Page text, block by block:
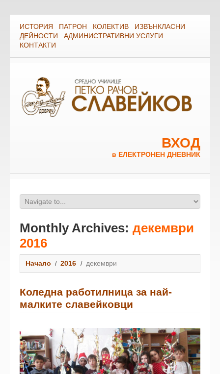
ИСТОРИЯ ПАТРОН КОЛЕКТИВ
ИЗВЪНКЛАСНИ
ДЕЙНОСТИ
АДМИНИСТРАТИВНИ УСЛУГИ
КОНТАКТИ
ВХОД
в ЕЛЕКТРОНЕН ДНЕВНИК
Monthly Archives: декември
2016
Начало 2016 декември
Коледна работилница за най-
малките славейковци